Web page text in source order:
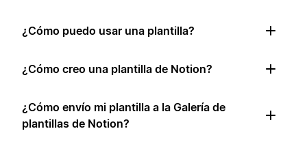
¿Cómo puedo usar una plantilla?
¿Cómo creo una plantilla de Notion?
¿Cómo envío mi plantilla a la Galería de
plantillas de Notion?